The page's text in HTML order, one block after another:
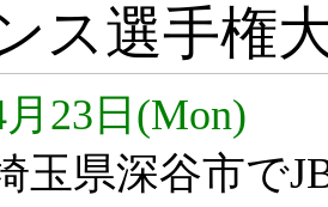
ス選手権
23日(Mon)
玉県深谷市で